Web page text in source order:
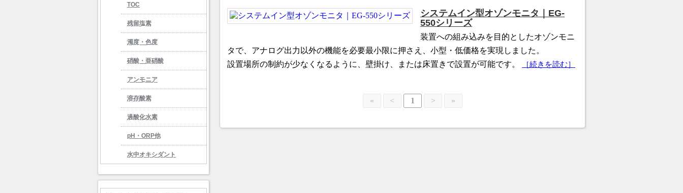
システムイン型オゾンモニタ｜EG-
550シリーズ
装置への組み込みを目的としたオゾンモニ
タで、アナログ出力以外の機能を必要最小限に押さえ、小型・低価格を実現しました。
設置場所の制約が少なくなるように、壁掛け、または床置きで設置が可能です。
［続きを読む］
« < 1 > »
TOC
残留塩素
濁度・色度
硝酸・亜硝酸
アンモニア
溶存酸素
過酸化水素
pH・ORP他
水中オキシダント